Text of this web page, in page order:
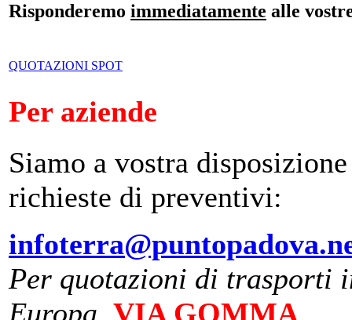
Risponderemo immediatamente alle
QUOTAZIONI SPOT
Per aziende
Siamo a vostra
richieste di preventivi:
Per quotazioni di trasporti
Europa. VIA GOMMA